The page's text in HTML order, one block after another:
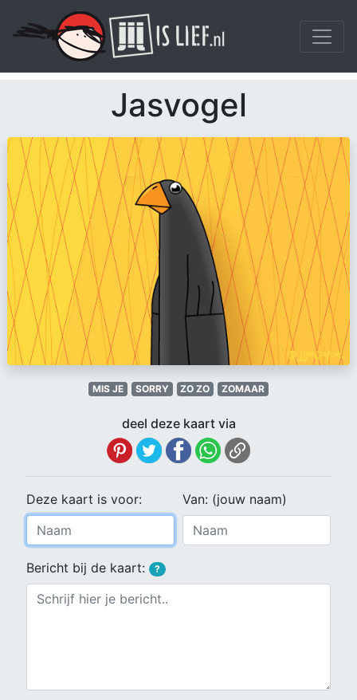
Jasvogel
MIS JE SORRY ZO ZO ZOMAAR
deel deze kaart via
Deze kaart is voor: Van: (jouw naam)
Bericht bij de kaart: ?